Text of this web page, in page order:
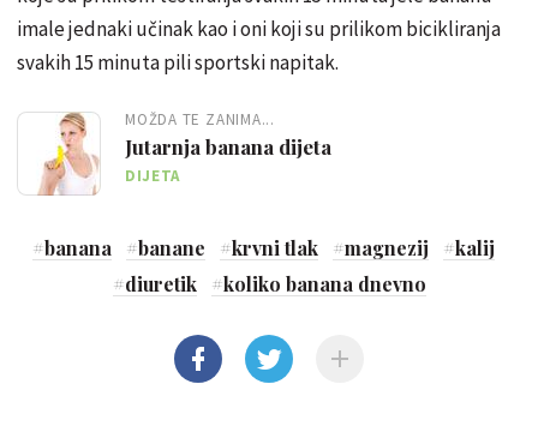
imale jednaki učinak kao i oni koji su prilikom bicikliranja
svakih 15 minuta pili sportski napitak.
MOŽDA TE ZANIMA...
Jutarnja banana dijeta
DIJETA
#banana #banane #krvni tlak #magnezij #kalij
#diuretik #koliko banana dnevno